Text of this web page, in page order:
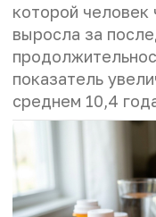
которой человек
выросла за
показатель
среднем 10,4